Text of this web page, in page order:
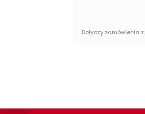
Dotyczy zamówienia